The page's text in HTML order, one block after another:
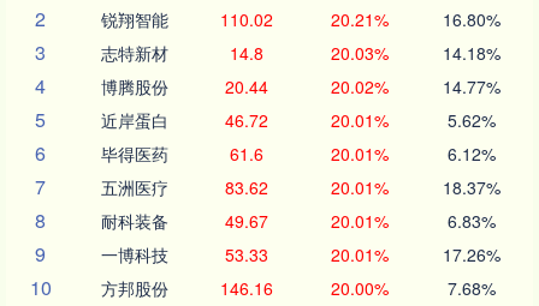
2 锐翔智能 110.02 20.21% 16.80%
3 志特新材 14.8 20.03% 14.18%
4 博腾股份 20.44 20.02% 14.77%
5 近岸蛋白 46.72 20.01% 5.62%
6 毕得医药 61.6 20.01% 6.12%
7 五洲医疗 83.62 20.01% 18.37%
8 耐科装备 49.67 20.01% 6.83%
9 一博科技 53.33 20.01% 17.26%
10 方邦股份 146.16 20.00% 7.68%